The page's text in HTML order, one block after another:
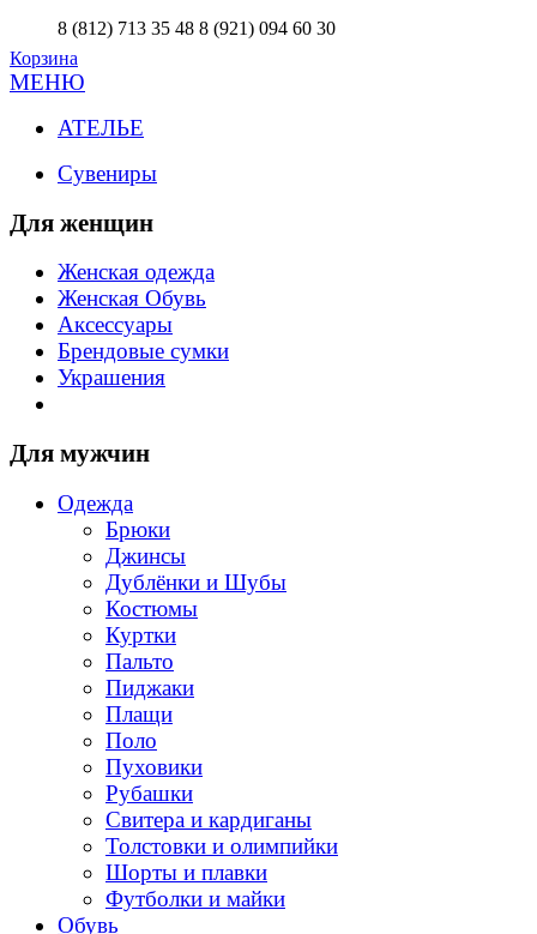
8 (812) 713 35 48 8 (921) 094 60 30
Корзина
МЕНЮ
АТЕЛЬЕ
Сувениры
Для женщин
Женская одежда
Женская Обувь
Аксессуары
Брендовые сумки
Украшения
Для мужчин
Одежда
Брюки
Джинсы
Дублёнки и Шубы
Костюмы
Куртки
Пальто
Пиджаки
Плащи
Поло
Пуховики
Рубашки
Свитера и кардиганы
Толстовки и олимпийки
Шорты и плавки
Футболки и майки
Обувь